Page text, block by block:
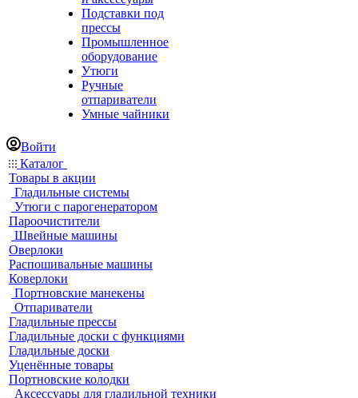
Подставки под
прессы
Промышленное
оборудование
Утюги
Ручные
отпариватели
Умные чайники
Войти
Каталог
Товары в акции
Гладильные системы
Утюги с парогенератором
Пароочистители
Швейные машины
Оверлоки
Распошивальные машины
Коверлоки
Портновские манекены
Отпариватели
Гладильные прессы
Гладильные доски с функциями
Гладильные доски
Уценённые товары
Портновские колодки
Аксессуары для гладильной техники